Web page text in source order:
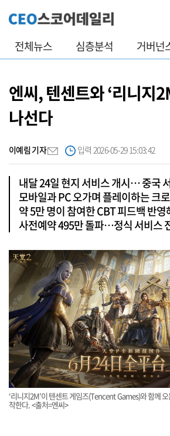
전체뉴스 심층분석 거버넌
엔씨, 텐센트와 ‘리니지
나선다
이예림 기자 입력 2026-05-29 15:03:42
내달 24일 현지 서비스 개시… 중국
모바일과 PC 오가며 플레이하는 크
약 5만 명이 참여한 CBT 피드백 반
사전예약 495만 돌파…정식 서비스
‘리니지2M’이 텐센트 게임즈(Tencent Games)와 함께
작한다. <출처=엔씨>